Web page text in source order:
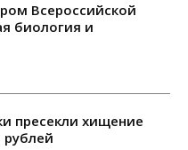
Всероссийской
биология и
пресекли хищение
рублей